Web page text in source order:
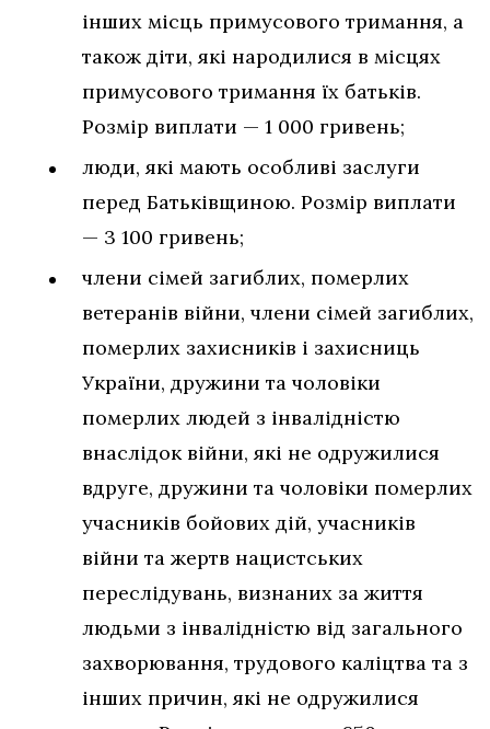
інших місць примусового тримання, а
також діти, які народилися в місцях
примусового тримання їх батьків.
Розмір виплати — 1 000 гривень;
люди, які мають особливі заслуги
перед Батьківщиною. Розмір виплати
— 3 100 гривень;
члени сімей загиблих, померлих
ветеранів війни, члени сімей загиблих,
померлих захисників і захисниць
України, дружини та чоловіки
померлих людей з інвалідністю
внаслідок війни, які не одружилися
вдруге, дружини та чоловіки померлих
учасників бойових дій, учасників
війни та жертв нацистських
переслідувань, визнаних за життя
людьми з інвалідністю від загального
захворювання, трудового каліцтва та з
інших причин, які не одружилися